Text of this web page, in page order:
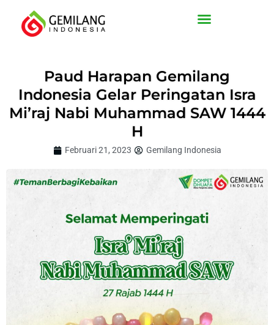
konten
Paud Harapan Gemilang
Indonesia Gelar Peringatan Isra
Mi’raj Nabi Muhammad SAW 1444
H
Februari 21, 2023 Gemilang Indonesia